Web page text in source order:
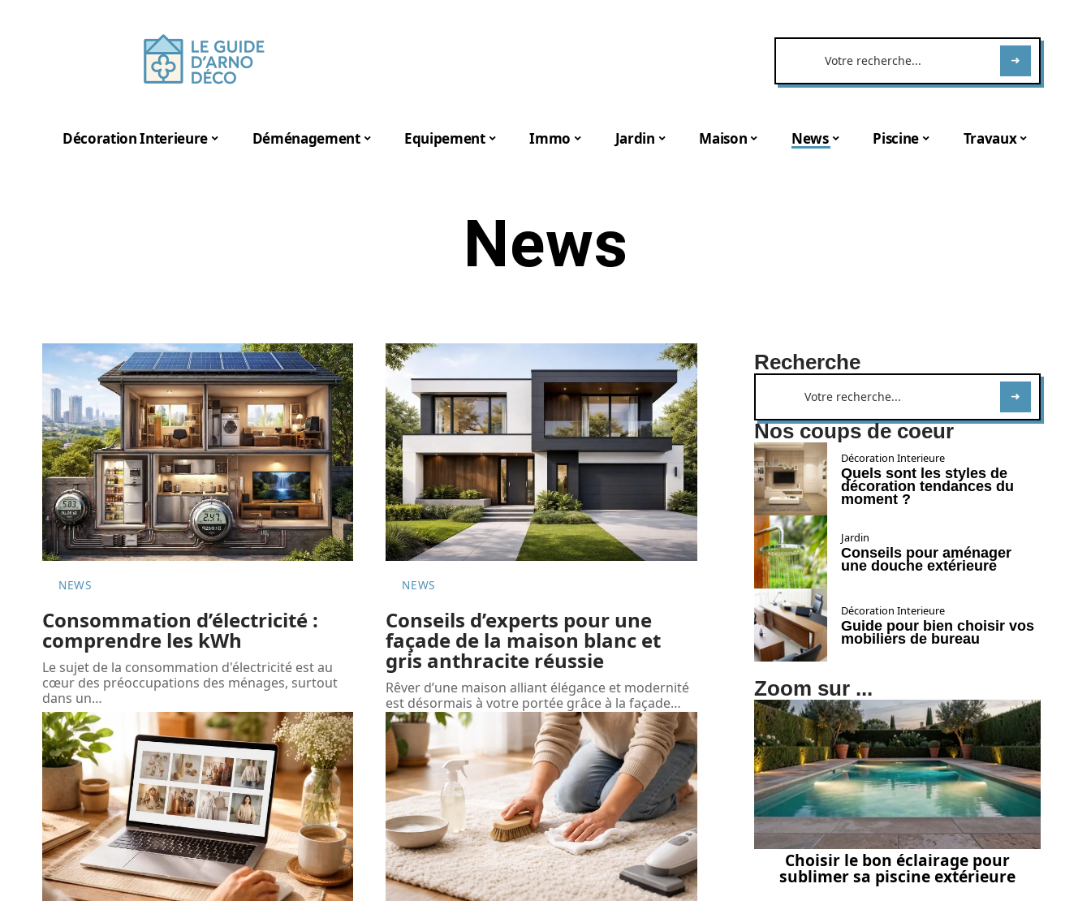
Décoration Interieure Déménagement Equipement Immo Jardin Maison News Piscine Travaux
News
NEWS
Consommation d’électricité :
comprendre les kWh
Le sujet de la consommation d'électricité est au
cœur des préoccupations des ménages, surtout
dans un…
NEWS
Conseils d’experts pour une
façade de la maison blanc et
gris anthracite réussie
Rêver d’une maison alliant élégance et modernité
est désormais à votre portée grâce à la façade…
Recherche
Nos coups de coeur
Décoration Interieure
Quels sont les styles de
décoration tendances du
moment ?
Jardin
Conseils pour aménager
une douche extérieure
Décoration Interieure
Guide pour bien choisir vos
mobiliers de bureau
Zoom sur ...
Choisir le bon éclairage pour
sublimer sa piscine extérieure